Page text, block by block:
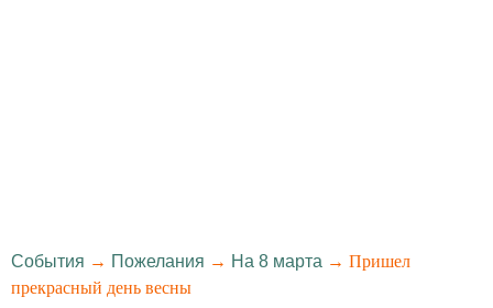
События → Пожелания → На 8 марта → Пришел
прекрасный день весны